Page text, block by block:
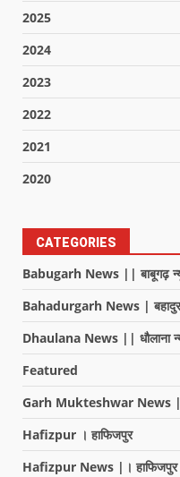
2025
2024
2023
2022
2021
2020
CATEGORIES
Babugarh News || बाबूगढ़
Bahadurgarh News |
Dhaulana News || धौलाना
Featured
Garh Mukteshwar News |
Hafizpur । हाफिजपुर
Hafizpur News |। हाफिजपुर